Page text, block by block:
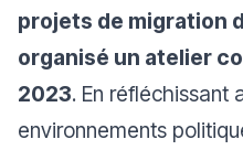
projets de migration
organisé un atelier
2023. En réfléchissant
environnements